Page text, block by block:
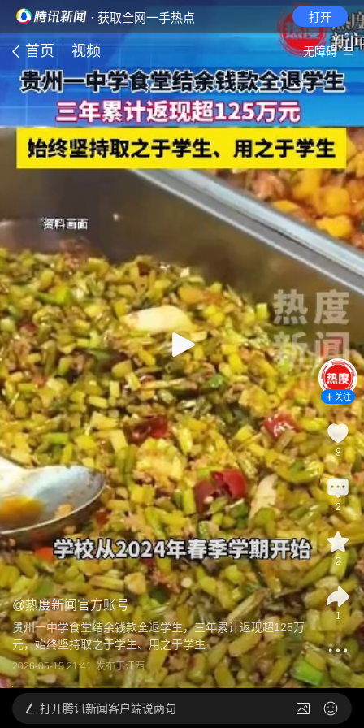
· 获取全网一手热点 打开
首页 视频 无障碍
@热度新闻官方账号
贵州一中学食堂结余钱款全退学生，三年累计返现超125万
元，始终坚持取之于学生、用之于学生
2026-05-15 21:41 发布于江西
关注
8
2
2
1
打开腾讯新闻客户端说两句